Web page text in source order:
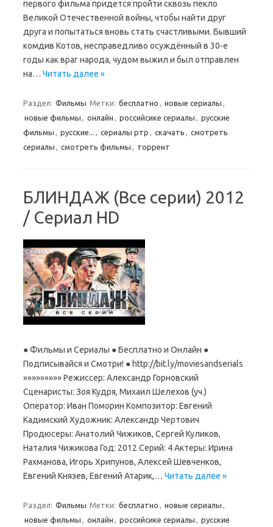
первого фильма придется пройти сквозь пекло
Великой Отечественной войны, чтобы найти друг
друга и попытаться вновь стать счастливыми. Бывший
комдив Котов, несправедливо осуждённый в 30-е
годы как враг народа, чудом выжил и был отправлен
на… Читать далее »
Раздел: Фильмы Метки: бесплатно , новые сериалы ,
новые фильмы , онлайн , российсике сериалы , русские
фильмы , русские... , сериалы ртр , скачать , смотреть
сериалы , смотреть фильмы , торрент
БЛИНДАЖ (Все серии) 2012
/ Сериал HD
● Фильмы и Сериалы ● Бесплатно и Онлайн ●
Подписывайся и Смотри! ● http://bit.ly/moviesandserials
»»»»»»»»» Режиссер: Александр Горновский
Сценаристы: Зоя Кудря, Михаил Шелехов (уч.)
Оператор: Иван Поморин Композитор: Евгений
Кадимский Художник: Александр Чертович
Продюсеры: Анатолий Чижиков, Сергей Куликов,
Наталия Чижикова Год: 2012 Cерий: 4 Актеры: Ирина
Рахманова, Игорь Хрипунов, Алексей Шевченков,
Евгений Князев, Евгений Атарик,… Читать далее »
Раздел: Фильмы Метки: бесплатно , новые сериалы ,
новые фильмы , онлайн , российсике сериалы , русские